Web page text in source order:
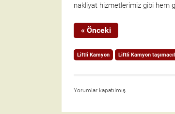
nakliyat hizmetlerimiz gibi hem
« Önceki
Liftli Kamyon Liftli Kamyon
Yorumlar kapatılmış.